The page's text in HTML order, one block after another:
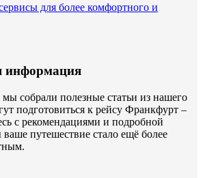
для более комфортного и
информация
собрали полезные статьи из нашего
подготовиться к рейсу Франкфурт –
с рекомендациями и подробной
путешествие стало ещё более